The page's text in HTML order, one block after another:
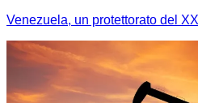
Venezuela, un protettorato del